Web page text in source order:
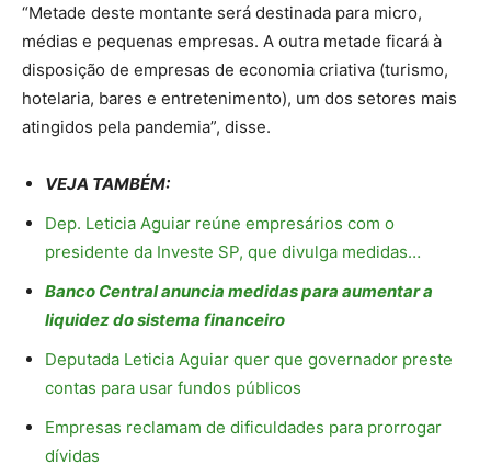
“Metade deste montante será destinada para micro,
médias e pequenas empresas. A outra metade ficará à
disposição de empresas de economia criativa (turismo,
hotelaria, bares e entretenimento), um dos setores mais
atingidos pela pandemia”, disse.
VEJA TAMBÉM:
Dep. Leticia Aguiar reúne empresários com o
presidente da Investe SP, que divulga medidas…
Banco Central anuncia medidas para aumentar a
liquidez do sistema financeiro
Deputada Leticia Aguiar quer que governador preste
contas para usar fundos públicos
Empresas reclamam de dificuldades para prorrogar
dívidas